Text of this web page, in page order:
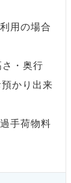
用の場合
さ・奥行
かり出来
手荷物料